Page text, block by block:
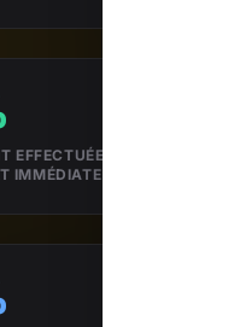
EFFECTUÉES AVEC
IMMÉDIATE